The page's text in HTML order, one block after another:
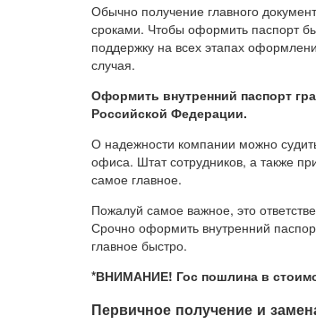
Обычно получение главного
сроками. Чтобы оформить паспорт
поддержку на всех этапах
случая.
Оформить внутренний паспорт
Российской Федерации.
О надежности компании можно
офиса. Штат сотрудников, а также
самое главное.
Пожалуй самое важное, это
Срочно оформить внутренний
главное быстро.
*ВНИМАНИЕ! Гос пошлина в
Первичное получение и